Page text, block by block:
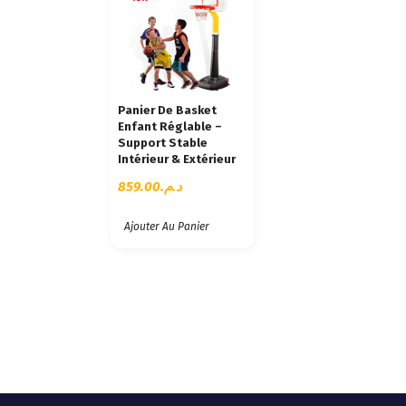
Panier De Basket
Enfant Réglable –
Support Stable
Intérieur & Extérieur
د.م.859.00
Ajouter Au Panier